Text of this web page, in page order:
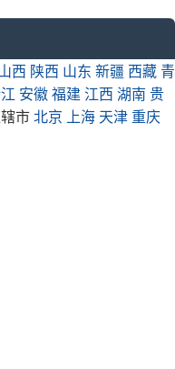
西 陕西 山东 新疆 西藏 青
安徽福建 江西 湖南 贵
市北京 上海 天津 重庆